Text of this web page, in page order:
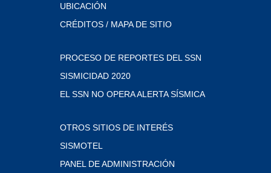
UBICACIÓN
CRÉDITOS / MAPA DE SITIO
PROCESO DE REPORTES DEL SSN
SISMICIDAD 2020
EL SSN NO OPERA ALERTA SÍSMICA
OTROS SITIOS DE INTERÉS
SISMOTEL
PANEL DE ADMINISTRACIÓN